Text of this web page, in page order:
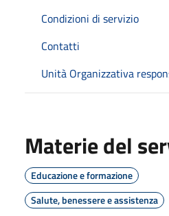
Condizioni di servizio
Contatti
Unità Organizzativa
Materie del
Educazione e formazione
Salute, benessere e assistenza